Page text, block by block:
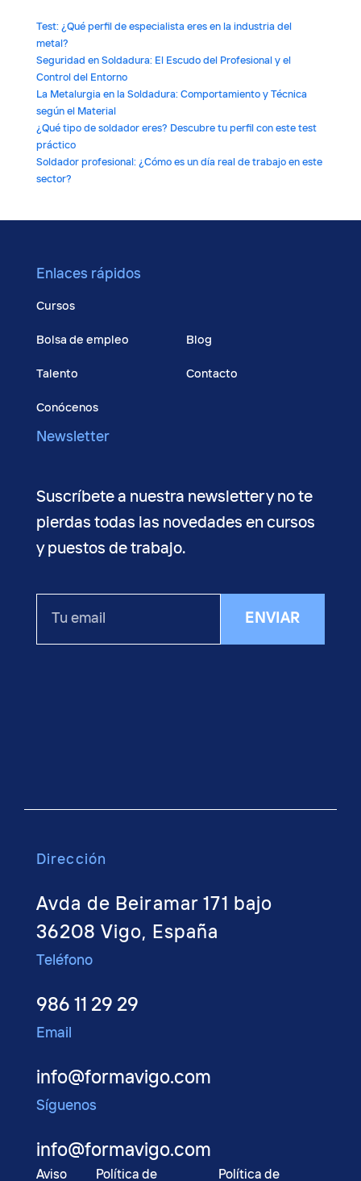
Test: ¿Qué perfil de especialista eres en la industria del
metal?
Seguridad en Soldadura: El Escudo del Profesional y el
Control del Entorno
La Metalurgia en la Soldadura: Comportamiento y Técnica
según el Material
¿Qué tipo de soldador eres? Descubre tu perfil con este test
práctico
Soldador profesional: ¿Cómo es un día real de trabajo en este
sector?
Enlaces rápidos
Cursos
Bolsa de empleo
Talento
Conócenos
Blog
Contacto
Newsletter
Suscríbete a nuestra newsletter y no te
pierdas todas las novedades en cursos
y puestos de trabajo.
ENVIAR
Dirección
Avda de Beiramar 171 bajo
36208 Vigo, España
Teléfono
986 11 29 29
Email
info@formavigo.com
Síguenos
info@formavigo.com
Aviso Política de Política de